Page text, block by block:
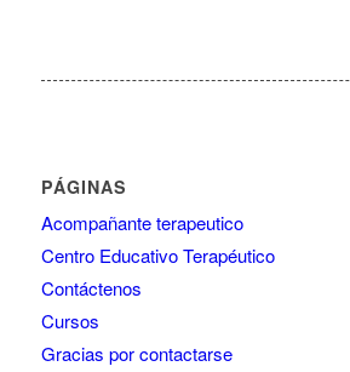
PÁGINAS
Acompañante terapeutico
Centro Educativo Terapéutico
Contáctenos
Cursos
Gracias por contactarse